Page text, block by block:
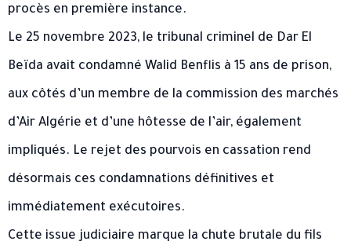
procès en première instance.
Le 25 novembre 2023, le tribunal criminel de Dar El
Beïda avait condamné Walid Benflis à 15 ans de prison,
aux côtés d’un membre de la commission des marchés
d’Air Algérie et d’une hôtesse de l’air, également
impliqués. Le rejet des pourvois en cassation rend
désormais ces condamnations définitives et
immédiatement exécutoires.
Cette issue judiciaire marque la chute brutale du fils